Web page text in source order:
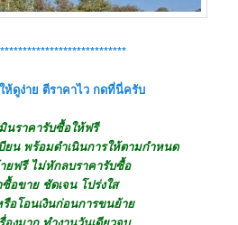
ห้ดูง่าย ตีราคาไว กดที่นี่ครับ
มินราคารับซื้อให้ฟรี
ยน พร้อมดำเนินการให้ตามกำหนด
ยฟรี ไม่หักลบราคารับซื้อ
อขาย ชัดเจน โปร่งใส
รือโอนเงินก่อนการขนย้าย